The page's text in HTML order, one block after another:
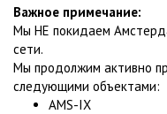
Важное примечание:
Мы НЕ покидаем
сети.
Мы продолжим активно
следующими объектами:
AMS-IX